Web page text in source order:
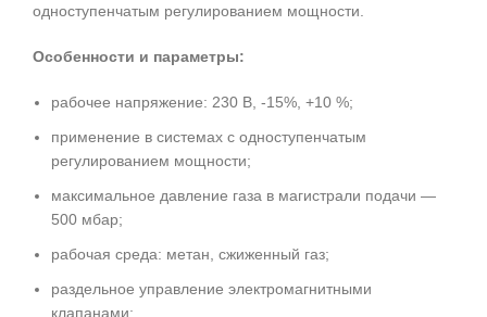
одноступенчатым регулированием мощности.
Особенности и параметры:
рабочее напряжение: 230 В, -15%, +10 %;
применение в системах с одноступенчатым
регулированием мощности;
максимальное давление газа в магистрали подачи —
500 мбар;
рабочая среда: метан, сжиженный газ;
раздельное управление электромагнитными
клапанами;